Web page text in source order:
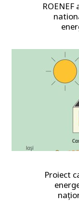
Proiect